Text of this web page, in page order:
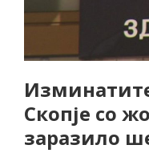
Скопје со
заразило